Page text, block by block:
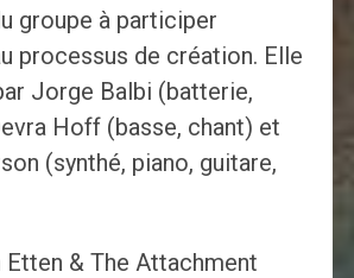
groupe à participer
processus de création. Elle
Jorge Balbi (batterie,
Hoff (basse, chant) et
(synthé, piano, guitare,
Etten & The Attachment